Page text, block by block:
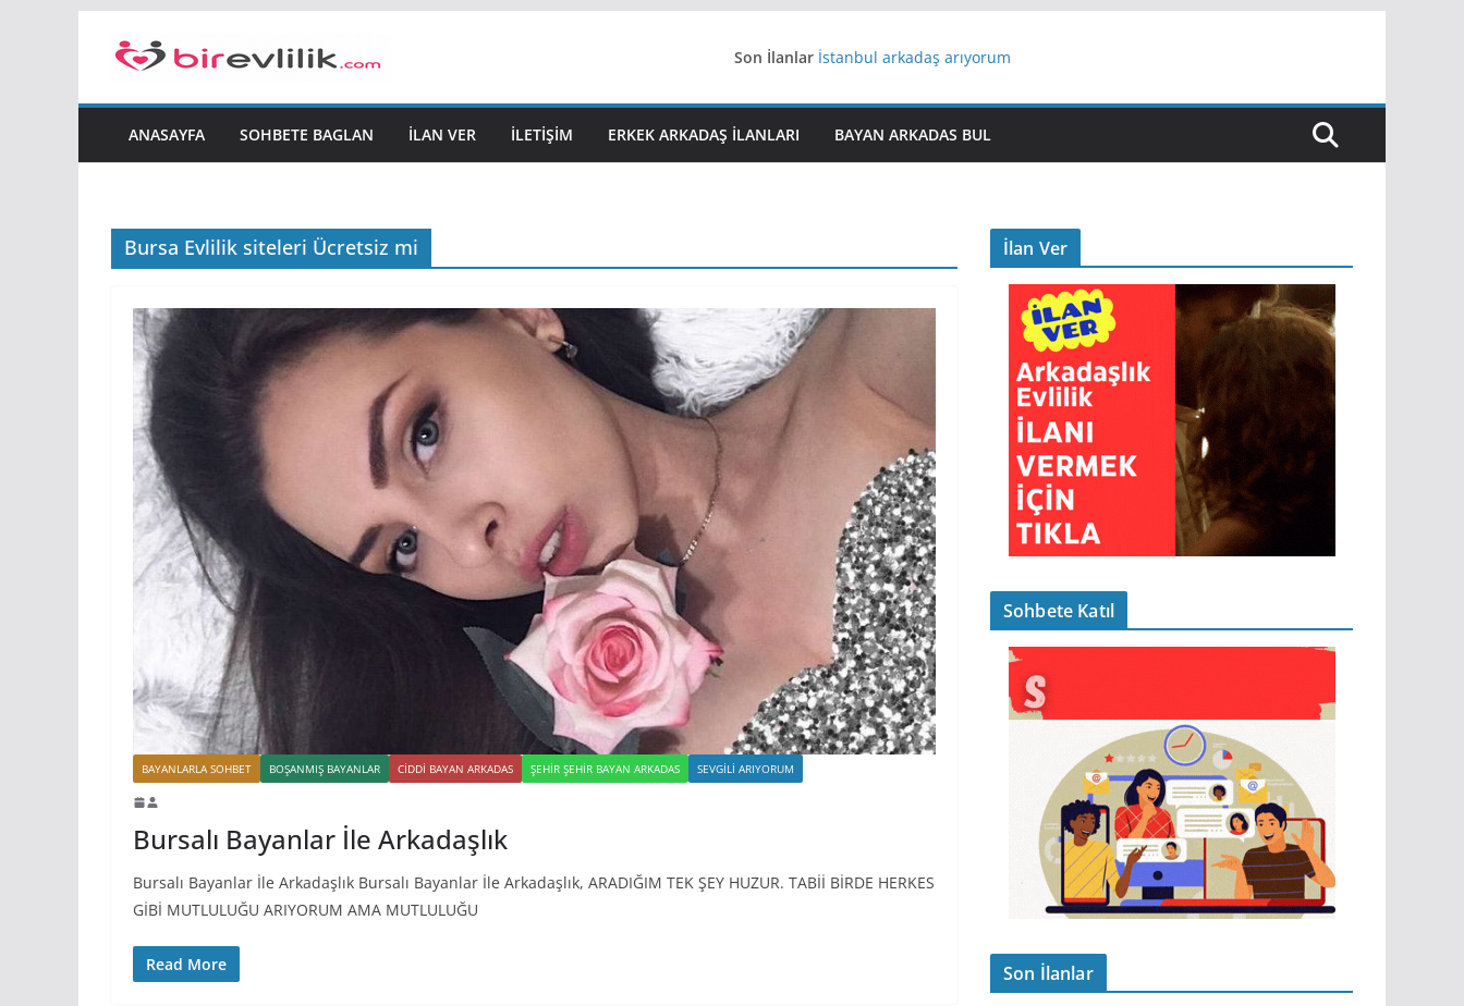
Son İlanlar İstanbul arkadaş arıyorum
Yeni Bir Aşk Lazım
iş arayanlara iş
ANASAYFA SOHBETE BAGLAN İLAN VER İLETIŞIM ERKEK ARKADAŞ ILANLARI BAYAN ARKADAS BUL
Bursa Evlilik siteleri Ücretsiz mi
BAYANLARLA SOHBET BOŞANMIŞ BAYANLAR CIDDI BAYAN ARKADAS ŞEHIR ŞEHIR BAYAN ARKADAS SEVGILI ARIYORUM
Bursalı Bayanlar İle Arkadaşlık
Bursalı Bayanlar İle Arkadaşlık Bursalı Bayanlar İle Arkadaşlık, ARADIĞIM TEK ŞEY HUZUR. TABİİ BİRDE HERKES
GİBİ MUTLULUĞU ARIYORUM AMA MUTLULUĞU
Read More
İlan Ver
Sohbete Katıl
Son İlanlar